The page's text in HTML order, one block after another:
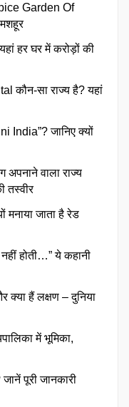
Garden Of
हर घर में करोड़ों की
कौन-सा राज्य है? यहां
India”? जानिए क्यों
अपनाने वाला राज्य
तस्वीर
जाता है रेड
होती…” ये कहानी
हैं लक्षण – दुनिया
में भूमिका,
पूरी जानकारी